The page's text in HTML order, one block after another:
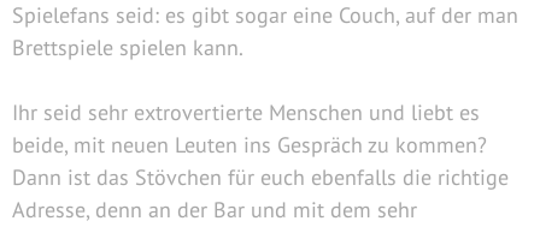
Spielefans seid: es gibt sogar eine Couch, auf der man
Brettspiele spielen kann.
Ihr seid sehr extrovertierte Menschen und liebt es
beide, mit neuen Leuten ins Gespräch zu kommen?
Dann ist das Stövchen für euch ebenfalls die richtige
Adresse, denn an der Bar und mit dem sehr